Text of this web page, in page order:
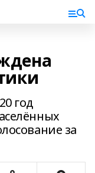
год
за